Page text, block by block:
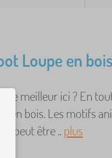
Loupe en
le meilleur ici ? En
en bois. Les motifs
peut être ..plus